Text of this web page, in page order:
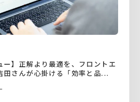
ー】正解より最適を、フロントエ
田さんが心掛ける「効率と品...